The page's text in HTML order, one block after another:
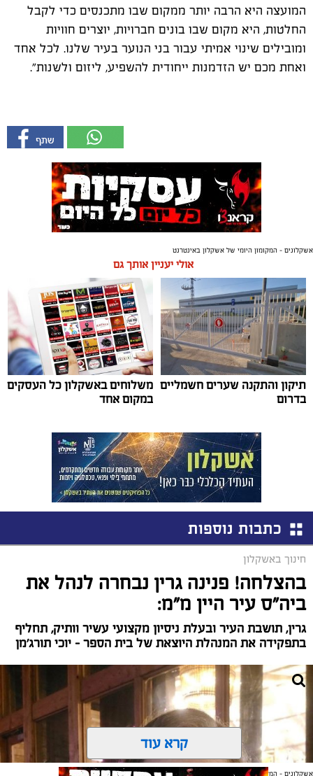
המועצה היא הרבה יותר ממקום שבו מתכנסים כדי לקבל
החלטות, היא מקום שבו בונים חברויות, יוצרים חוויות
ומובילים שינוי אמיתי עבור בני הנוער בעיר שלנו. לכל אחד
ואחת מכם יש הזדמנות ייחודית להשפיע, ליזום ולשנות".
אשקלונים - המקומון היומי של אשקלון באינטרנט
אולי יעניין אותך גם
תיקון והתקנה שערים חשמליים
בדרום
משלוחים באשקלון כל העסקים
במקום אחד
כתבות נוספות
חינוך באשקלון
בהצלחה! פנינה גרין נבחרה לנהל את
ביה"ס עיר היין מ"מ:
גרין, תושבת העיר ובעלת ניסיון מקצועי עשיר וותיק, תחליף
בתפקידה את המנהלת היוצאת של בית הספר – יוכי תורג'מן
קרא עוד
אשקלונים - המקומון היומי של אשקלון באינטרנט